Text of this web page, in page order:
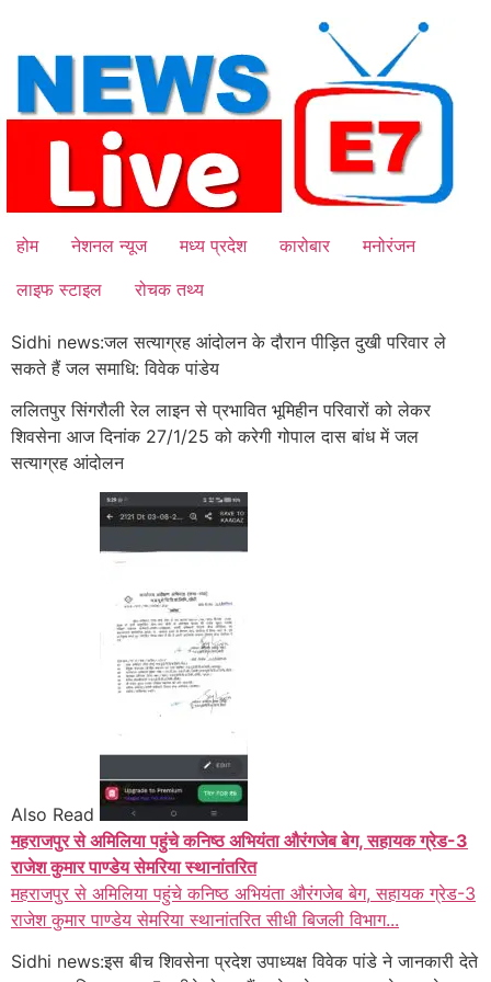
content
होम नेशनल न्यूज मध्य प्रदेश कारोबार
मनोरंजन
लाइफ स्टाइल
रोचक तथ्य
Sidhi news:जल सत्याग्रह आंदोलन के दौरान पीड़ित दुखी परिवार ले
सकते हैं जल समाधि: विवेक पांडेय
ललितपुर सिंगरौली रेल लाइन से प्रभावित भूमिहीन परिवारों को लेकर
शिवसेना आज दिनांक 27/1/25 को करेगी गोपाल दास बांध में जल
सत्याग्रह आंदोलन
Also Read
महराजपुर से अमिलिया पहुंचे कनिष्ठ अभियंता औरंगजेब बेग, सहायक ग्रेड-3
राजेश कुमार पाण्डेय सेमरिया स्थानांतरित
महराजपुर से अमिलिया पहुंचे कनिष्ठ अभियंता औरंगजेब बेग, सहायक ग्रेड-3
राजेश कुमार पाण्डेय सेमरिया स्थानांतरित सीधी बिजली विभाग...
Sidhi news:इस बीच शिवसेना प्रदेश उपाध्यक्ष विवेक पांडे ने जानकारी देते